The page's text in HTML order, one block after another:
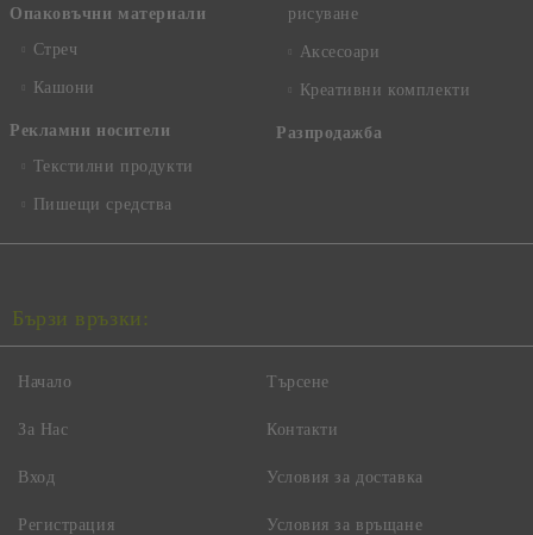
Опаковъчни материали
Стреч
Кашони
Рекламни носители
Текстилни продукти
Пишещи средства
рисуване
Аксесоари
Креативни комплекти
Разпродажба
Бързи връзки:
Начало
За Нас
Вход
Регистрация
Търсене
Контакти
Условия за доставка
Условия за връщане